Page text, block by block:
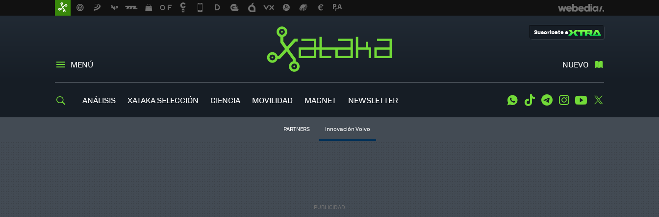
MENÚ NUEVO
Suscríbete a
ANÁLISIS XATAKA SELECCIÓN CIENCIA MOVILIDAD MAGNET NEWSLETTER WhatsApp
Tiktok TelegramInstagramYoutube
PARTNERS Innovación Volvo